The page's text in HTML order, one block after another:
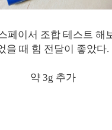
페이서 조합 테스트 해
을 때 힘 전달이 좋았다.
약 3g 추가